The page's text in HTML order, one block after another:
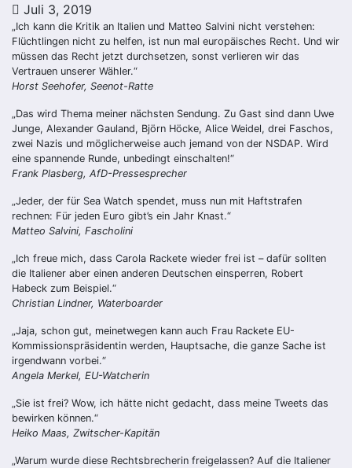
Juli 3, 2019
„Ich kann die Kritik an Italien und Matteo Salvini nicht verstehen:
Flüchtlingen nicht zu helfen, ist nun mal europäisches Recht. Und wir
müssen das Recht jetzt durchsetzen, sonst verlieren wir das
Vertrauen unserer Wähler.“
Horst Seehofer, Seenot-Ratte
„Das wird Thema meiner nächsten Sendung. Zu Gast sind dann Uwe
Junge, Alexander Gauland, Björn Höcke, Alice Weidel, drei Faschos,
zwei Nazis und möglicherweise auch jemand von der NSDAP. Wird
eine spannende Runde, unbedingt einschalten!“
Frank Plasberg, AfD-Pressesprecher
„Jeder, der für Sea Watch spendet, muss nun mit Haftstrafen
rechnen: Für jeden Euro gibt’s ein Jahr Knast.“
Matteo Salvini, Fascholini
„Ich freue mich, dass Carola Rackete wieder frei ist – dafür sollten
die Italiener aber einen anderen Deutschen einsperren, Robert
Habeck zum Beispiel.“
Christian Lindner, Waterboarder
„Jaja, schon gut, meinetwegen kann auch Frau Rackete EU-
Kommissionspräsidentin werden, Hauptsache, die ganze Sache ist
irgendwann vorbei.“
Angela Merkel, EU-Watcherin
„Sie ist frei? Wow, ich hätte nicht gedacht, dass meine Tweets das
bewirken können.“
Heiko Maas, Zwitscher-Kapitän
„Warum wurde diese Rechtsbrecherin freigelassen? Auf die Italiener